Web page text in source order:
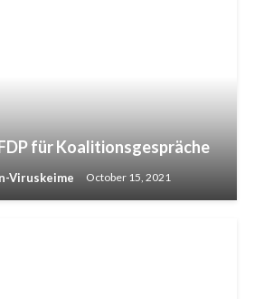
für Koalitionsgespräche
Viruskeime October 15, 2021